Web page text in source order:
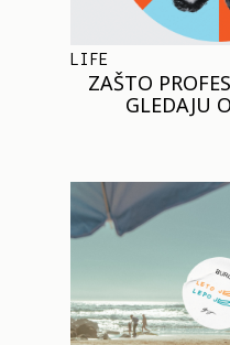
LIFE
ZAŠTO
GLEDAJU